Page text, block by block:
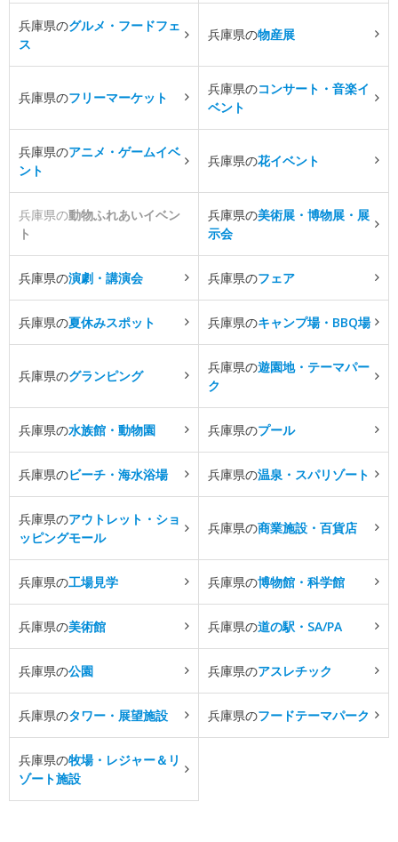
兵庫県のグルメ・フードフェ
ス
兵庫県の物産展
兵庫県のフリーマーケット
兵庫県のコンサート・音楽イ
ベント
兵庫県のアニメ・ゲームイベ
ント
兵庫県の花イベント
兵庫県の動物ふれあいイベン
ト
兵庫県の美術展・博物展・展
示会
兵庫県の演劇・講演会 兵庫県のフェア
兵庫県の夏休みスポット 兵庫県のキャンプ場・BBQ場
兵庫県のグランピング
兵庫県の遊園地・テーマパー
ク
兵庫県の水族館・動物園 兵庫県のプール
兵庫県のビーチ・海水浴場 兵庫県の温泉・スパリゾート
兵庫県のアウトレット・ショ
ッピングモール
兵庫県の商業施設・百貨店
兵庫県の工場見学 兵庫県の博物館・科学館
兵庫県の美術館 兵庫県の道の駅・SA/PA
兵庫県の公園 兵庫県のアスレチック
兵庫県のタワー・展望施設 兵庫県のフードテーマパーク
兵庫県の牧場・レジャー＆リ
ゾート施設